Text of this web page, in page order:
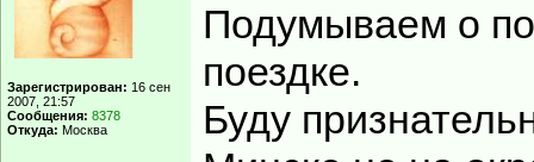
Зарегистрирован: 16 сен
2007, 21:57
Сообщения: 8378
Откуда: Москва
Подумываем о
поездке.
Буду